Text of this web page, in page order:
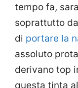
tempo fa,
soprattutto
di portare la
assoluto
derivano top
questa tinta